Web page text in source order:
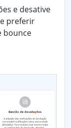
e desative
preferir
bounce